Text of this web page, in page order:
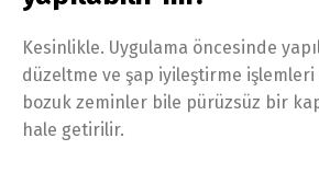
Kesinlikle. Uygulama öncesinde
düzeltme ve şap iyileştirme işlemleri
bozuk zeminler bile pürüzsüz bir
hale getirilir.